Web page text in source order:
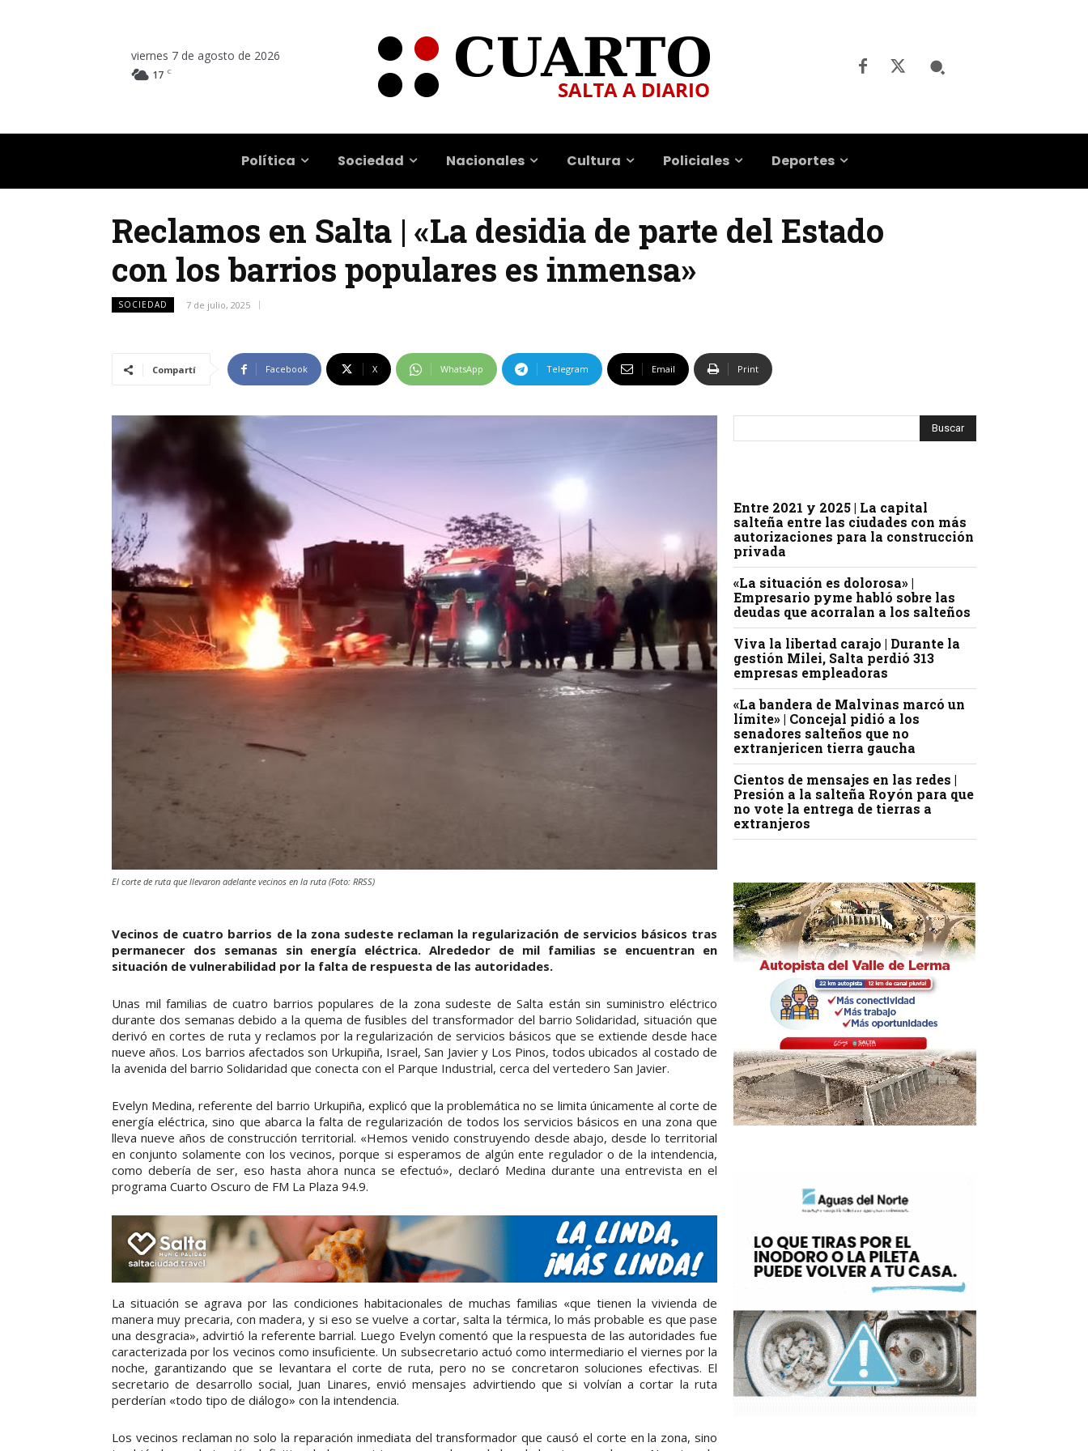
viernes 7 de agosto de 2026
17 C
Política Sociedad Nacionales Cultura Policiales Deportes
Reclamos en Salta | «La desidia de parte del Estado
con los barrios populares es inmensa»
SOCIEDAD 7 de julio, 2025
Compartí Facebook X WhatsApp Telegram Email Print
El corte de ruta que llevaron adelante vecinos en la ruta (Foto: RRSS)
Vecinos de cuatro barrios de la zona sudeste reclaman la regularización de servicios básicos tras
permanecer dos semanas sin energía eléctrica. Alrededor de mil familias se encuentran en
situación de vulnerabilidad por la falta de respuesta de las autoridades.
Unas mil familias de cuatro barrios populares de la zona sudeste de Salta están sin suministro eléctrico
durante dos semanas debido a la quema de fusibles del transformador del barrio Solidaridad, situación que
derivó en cortes de ruta y reclamos por la regularización de servicios básicos que se extiende desde hace
nueve años. Los barrios afectados son Urkupiña, Israel, San Javier y Los Pinos, todos ubicados al costado de
la avenida del barrio Solidaridad que conecta con el Parque Industrial, cerca del vertedero San Javier.
Evelyn Medina, referente del barrio Urkupiña, explicó que la problemática no se limita únicamente al corte de
energía eléctrica, sino que abarca la falta de regularización de todos los servicios básicos en una zona que
lleva nueve años de construcción territorial. «Hemos venido construyendo desde abajo, desde lo territorial
en conjunto solamente con los vecinos, porque si esperamos de algún ente regulador o de la intendencia,
como debería de ser, eso hasta ahora nunca se efectuó», declaró Medina durante una entrevista en el
programa Cuarto Oscuro de FM La Plaza 94.9.
La situación se agrava por las condiciones habitacionales de muchas familias «que tienen la vivienda de
manera muy precaria, con madera, y si eso se vuelve a cortar, salta la térmica, lo más probable es que pase
una desgracia», advirtió la referente barrial. Luego Evelyn comentó que la respuesta de las autoridades fue
caracterizada por los vecinos como insuficiente. Un subsecretario actuó como intermediario el viernes por la
noche, garantizando que se levantara el corte de ruta, pero no se concretaron soluciones efectivas. El
secretario de desarrollo social, Juan Linares, envió mensajes advirtiendo que si volvían a cortar la ruta
perderían «todo tipo de diálogo» con la intendencia.
Los vecinos reclaman no solo la reparación inmediata del transformador que causó el corte en la zona, sino
Entre 2021 y 2025 | La capital
salteña entre las ciudades con más
autorizaciones para la construcción
privada
«La situación es dolorosa» |
Empresario pyme habló sobre las
deudas que acorralan a los salteños
Viva la libertad carajo | Durante la
gestión Milei, Salta perdió 313
empresas empleadoras
«La bandera de Malvinas marcó un
límite» | Concejal pidió a los
senadores salteños que no
extranjericen tierra gaucha
Cientos de mensajes en las redes |
Presión a la salteña Royón para que
no vote la entrega de tierras a
extranjeros